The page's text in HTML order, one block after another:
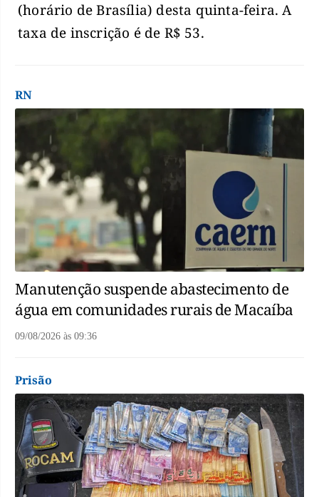
(horário de Brasília) desta quinta-feira. A
taxa de inscrição é de R$ 53.
RN
Manutenção suspende abastecimento de
água em comunidades rurais de Macaíba
09/08/2026 às 09:36
Prisão